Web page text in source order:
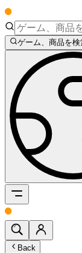
ゲーム、商品を検
Back